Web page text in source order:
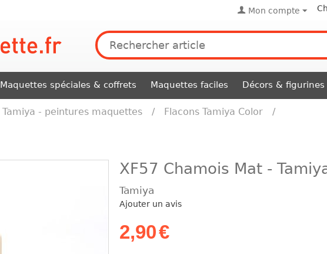
Mon compte
Maquettes spéciales & coffrets Maquettes faciles Décors & figurines
Tamiya - peintures maquettes / Flacons Tamiya Color
/
XF57 Chamois Mat -
Tamiya
Ajouter un avis
2,90€